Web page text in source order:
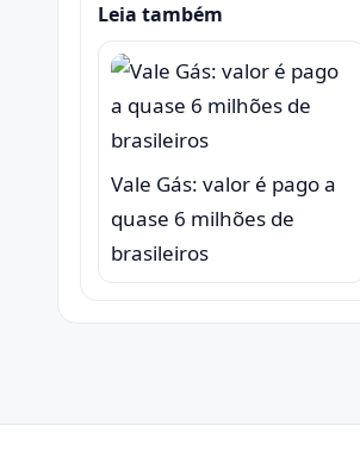
Leia também
Vale Gás: valor é pago a
quase 6 milhões de
brasileiros